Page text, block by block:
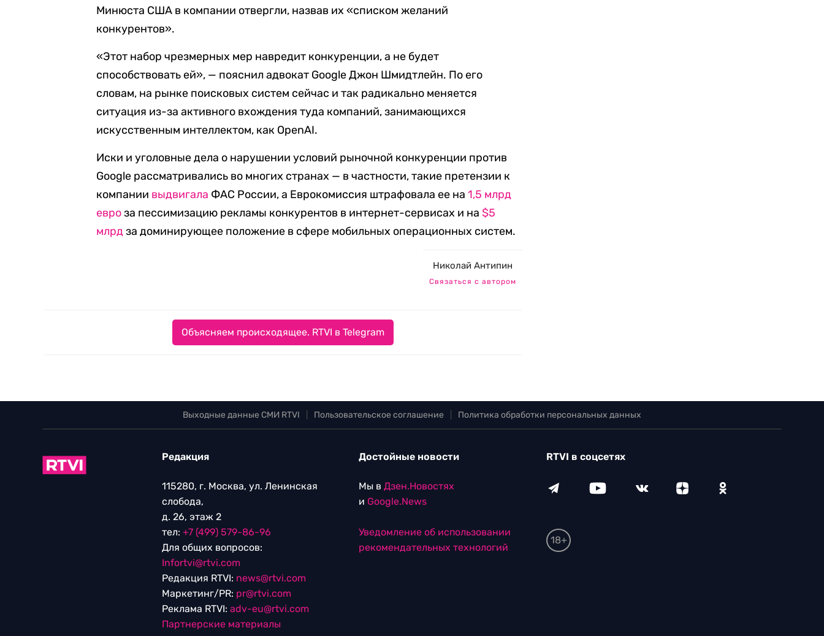
Минюста США в компании отвергли, назвав их «списком желаний
конкурентов».
«Этот набор чрезмерных мер навредит конкуренции, а не будет
способствовать ей», — пояснил адвокат Google Джон Шмидтлейн. По его
словам, на рынке поисковых систем сейчас и так радикально меняется
ситуация из-за активного вхождения туда компаний, занимающихся
искусственным интеллектом, как OpenAI.
Иски и уголовные дела о нарушении условий рыночной конкуренции против
Google рассматривались во многих странах — в частности, такие претензии к
компании выдвигала ФАС России, а Еврокомиссия штрафовала ее на1,5 млрд
евроза пессимизацию рекламы конкурентов в интернет-сервисах и на$5
млрдза доминирующее положение в сфере мобильных операционных систем.
Николай Антипин
Связаться с автором
Объясняем происходящее. RTVI в Telegram
Выходные данные СМИ RTVI Пользовательское соглашение Политика обработки персональных данных
Редакция
115280, г. Москва, ул. Ленинская
слобода,
д. 26, этаж 2
тел: +7 (499) 579-86-96
Для общих вопросов:
Infortvi@rtvi.com
Редакция RTVI: news@rtvi.com
Маркетинг/PR: pr@rtvi.com
Реклама RTVI: adv-eu@rtvi.com
Партнерские материалы
Достойные новости
Мы в Дзен.Новостях
и Google.News
Уведомление об использовании
рекомендательных технологий
RTVI в соцсетях
18+